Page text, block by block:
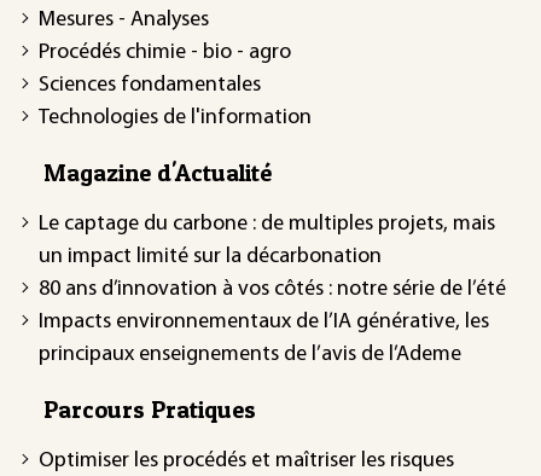
Mesures - Analyses
Procédés chimie - bio - agro
Sciences fondamentales
Technologies de l'information
Magazine d'Actualité
Le captage du carbone : de multiples projets, mais
un impact limité sur la décarbonation
80 ans d’innovation à vos côtés : notre série de l’été
Impacts environnementaux de l’IA générative, les
principaux enseignements de l’avis de l’Ademe
Parcours Pratiques
Optimiser les procédés et maîtriser les risques